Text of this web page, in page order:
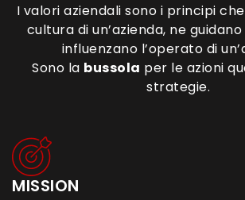
I valori aziendali sono i principi
cultura di un’azienda, ne
influenzano l’operato di
Sono la bussola per le azioni
strategie.​
MISSION​